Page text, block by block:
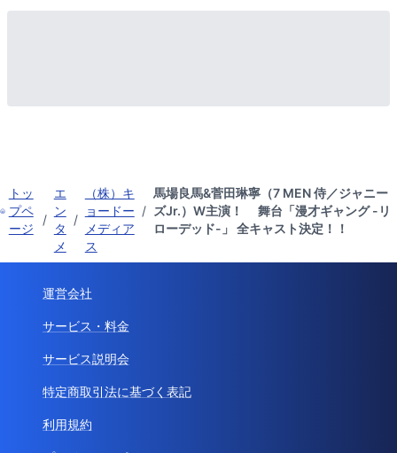
トッ
プペ
ージ
/
エ
ン
タ
メ
/
（株）キ
ョードー
メディア
ス
/
馬場良馬&菅田琳寧（7 MEN 侍／ジャニー
ズJr.）W主演！ 舞台「漫才ギャング -リ
ローデッド-」 全キャスト決定！！
運営会社
サービス・料金
サービス説明会
特定商取引法に基づく表記
利用規約